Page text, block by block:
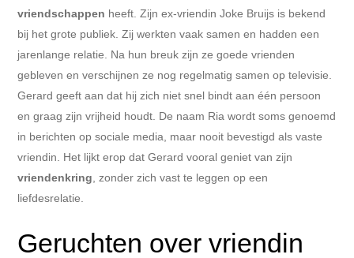
vriendschappen heeft. Zijn ex-vriendin Joke Bruijs is bekend
bij het grote publiek. Zij werkten vaak samen en hadden een
jarenlange relatie. Na hun breuk zijn ze goede vrienden
gebleven en verschijnen ze nog regelmatig samen op televisie.
Gerard geeft aan dat hij zich niet snel bindt aan één persoon
en graag zijn vrijheid houdt. De naam Ria wordt soms genoemd
in berichten op sociale media, maar nooit bevestigd als vaste
vriendin. Het lijkt erop dat Gerard vooral geniet van zijn
vriendenkring , zonder zich vast te leggen op een
liefdesrelatie.
Geruchten over vriendin